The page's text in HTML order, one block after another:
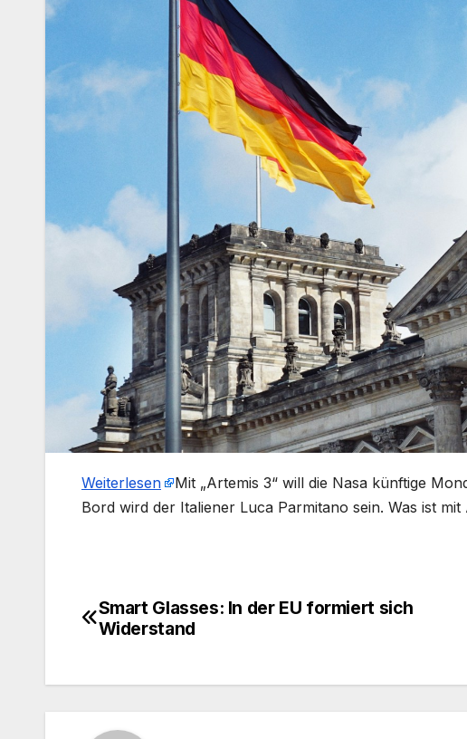
Weiterlesen
​Mit „Artemis 3“ will die Nasa künftige
Bord wird der Italiener Luca Parmitano sein. Was ist
Beitragsnavigation
Smart Glasses: In der EU formiert sich
Widerstand